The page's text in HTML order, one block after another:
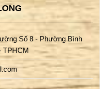
Số 8 - Phường Bình
TPHCM